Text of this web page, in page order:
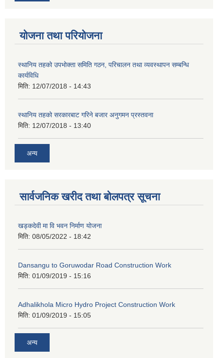
योजना तथा परियोजना
स्थानिय तहको उपभोक्ता समिति गठन, परिचालन तथा व्यवस्थापन सम्बन्धि
कार्यविधि
मिति: 12/07/2018 - 14:43
स्थानिय तहको सरकारबाट गरिने बजार अनुगमन प्रस्तवना
मिति: 12/07/2018 - 13:40
अन्य
सार्वजनिक खरीद तथा बोलपत्र सूचना
खड्कदेवी मा वि भवन निर्माण योजना
मिति: 08/05/2022 - 18:42
Dansangu to Goruwodar Road Construction Work
मिति: 01/09/2019 - 15:16
Adhalikhola Micro Hydro Project Construction Work
मिति: 01/09/2019 - 15:05
अन्य